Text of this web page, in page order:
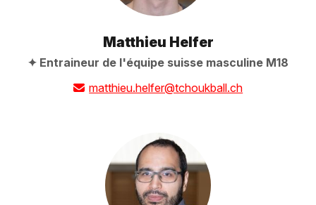
Matthieu Helfer
Entraineur de l'équipe suisse masculine M18
matthieu.helfer@tchoukball.ch